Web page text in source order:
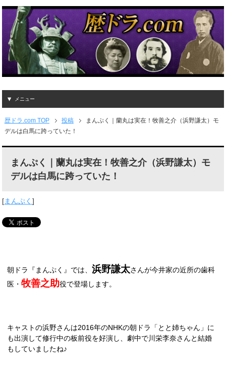
メニュー
歴ドラ.com TOP 投稿
まんぷく｜蘭丸は実在！牧善之介（浜野謙太）モ
デルは白馬に跨っていた！
まんぷく｜蘭丸は実在！牧善之介（浜野謙太）モ
デルは白馬に跨っていた！
[まんぷく]
朝ドラ『まんぷく』では、浜野謙太さんが今井家の近所の歯科
医・牧善之助役で登場します。
キャストの浜野さんは2016年のNHKの朝ドラ「とと姉ちゃん」に
も出演して修行中の板前役を好演し、劇中で川栄李奈さんと結婚
もしていましたね♪